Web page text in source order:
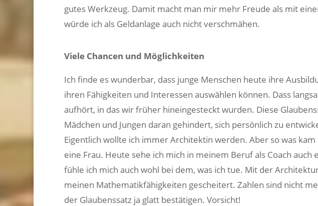
gutes Werkzeug. Damit macht man mir mehr Freude als mit
würde ich als Geldanlage auch nicht verschmähen.
Viele Chancen und Möglichkeiten
Ich finde es wunderbar, dass junge Menschen heute ihre
ihren Fähigkeiten und Interessen auswählen können. Dass
aufhört, in das wir früher hineingesteckt wurden. Diese
Mädchen und Jungen daran gehindert, sich persönlich zu
Eigentlich wollte ich immer Architektin werden. Aber so was
eine Frau. Heute sehe ich mich in meinem Beruf als Coach auch
fühle ich mich auch wohl bei dem, was ich tue. Mit der
meinen Mathematikfähigkeiten gescheitert. Zahlen sind nicht
der Glaubenssatz ja glatt bestätigen. Vorsicht!